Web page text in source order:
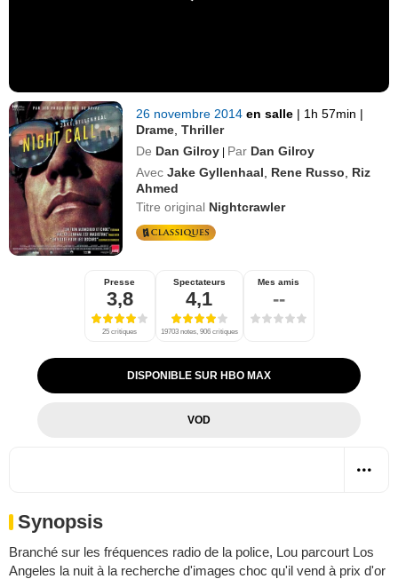
26 novembre 2014en salle | 1h 57min |
Drame ,Thriller
De Dan Gilroy | Par Dan Gilroy
Avec Jake Gyllenhaal Rene Russo
Riz
Ahmed
Titre original Nightcrawler
Presse
3,8
25 critiques
Spectateurs
4,1
19703 notes, 906 critiques
Mes amis
--
DISPONIBLE SUR HBO MAX
VOD
Synopsis
Branché sur les fréquences radio de la police, Lou parcourt Los
Angeles la nuit à la recherche d'images choc qu'il vend à prix d'or